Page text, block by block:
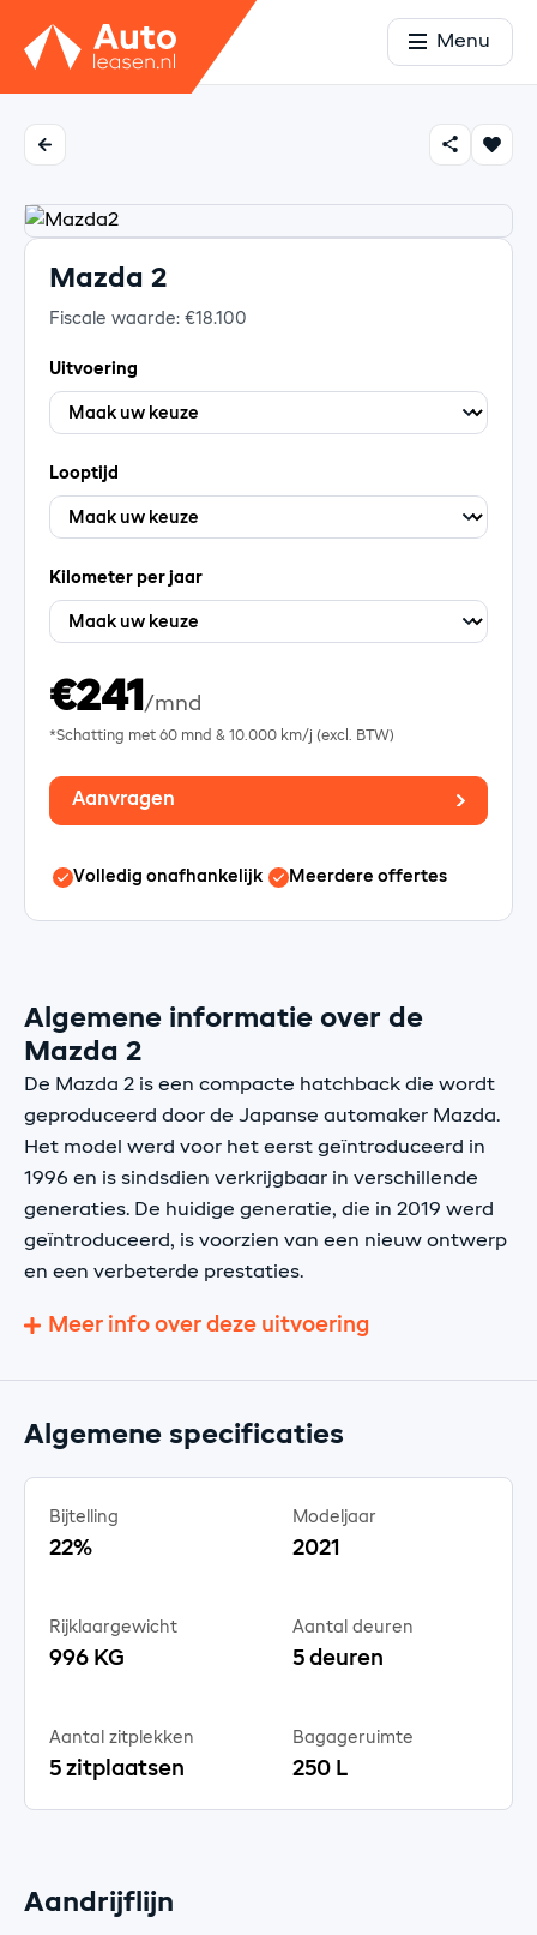
Menu
Algemene informatie over de
Mazda 2
De Mazda 2 is een compacte hatchback die wordt
geproduceerd door de Japanse automaker Mazda.
Het model werd voor het eerst geïntroduceerd in
1996 en is sindsdien verkrijgbaar in verschillende
generaties. De huidige generatie, die in 2019 werd
geïntroduceerd, is voorzien van een nieuw ontwerp
en een verbeterde prestaties.
Meer info over deze uitvoering
Mazda 2
Fiscale waarde: €18.100
Uitvoering
Looptijd
Kilometer per jaar
€241 /mnd
*Schatting met 60 mnd &10.000 km/j (excl. BTW)
Aanvragen
Volledig onafhankelijk Meerdere offertes
Algemene specificaties
Bijtelling
22%
Modeljaar
2021
Rijklaargewicht
996 KG
Aantal deuren
5 deuren
Aantal zitplekken
5 zitplaatsen
Bagageruimte
250 L
Aandrijflijn